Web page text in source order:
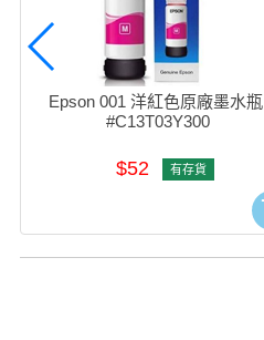
Epson 001 洋紅色原廠墨水瓶
#C13T03Y300
$52 有存貨